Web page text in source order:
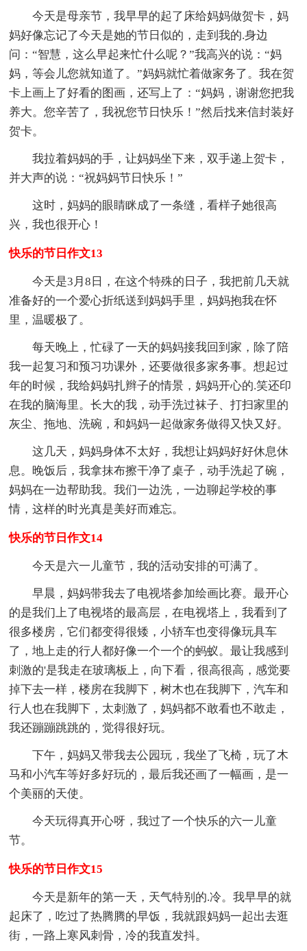
今天是母亲节，我早早的起了床给妈妈做贺卡，妈
妈好像忘记了今天是她的节日似的，走到我的.身边
问：“智慧，这么早起来忙什么呢？”我高兴的说：“妈
妈，等会儿您就知道了。”妈妈就忙着做家务了。我在贺
卡上画上了好看的图画，还写上了：“妈妈，谢谢您把我
养大。您辛苦了，我祝您节日快乐！”然后找来信封装好
贺卡。
我拉着妈妈的手，让妈妈坐下来，双手递上贺卡，
并大声的说：“祝妈妈节日快乐！”
这时，妈妈的眼睛眯成了一条缝，看样子她很高
兴，我也很开心！
快乐的节日作文13
今天是3月8日，在这个特殊的日子，我把前几天就
准备好的一个爱心折纸送到妈妈手里，妈妈抱我在怀
里，温暖极了。
每天晚上，忙碌了一天的妈妈接我回到家，除了陪
我一起复习和预习功课外，还要做很多家务事。想起过
年的时候，我给妈妈扎辫子的情景，妈妈开心的.笑还印
在我的脑海里。长大的我，动手洗过袜子、打扫家里的
灰尘、拖地、洗碗，和妈妈一起做家务做得又快又好。
这几天，妈妈身体不太好，我想让妈妈好好休息休
息。晚饭后，我拿抹布擦干净了桌子，动手洗起了碗，
妈妈在一边帮助我。我们一边洗，一边聊起学校的事
情，这样的时光真是美好而难忘。
快乐的节日作文14
今天是六一儿童节，我的活动安排的可满了。
早晨，妈妈带我去了电视塔参加绘画比赛。最开心
的是我们上了电视塔的最高层，在电视塔上，我看到了
很多楼房，它们都变得很矮，小轿车也变得像玩具车
了，地上走的行人都好像一个一个的蚂蚁。最让我感到
刺激的'是我走在玻璃板上，向下看，很高很高，感觉要
掉下去一样，楼房在我脚下，树木也在我脚下，汽车和
行人也在我脚下，太刺激了，妈妈都不敢看也不敢走，
我还蹦蹦跳跳的，觉得很好玩。
下午，妈妈又带我去公园玩，我坐了飞椅，玩了木
马和小汽车等好多好玩的，最后我还画了一幅画，是一
个美丽的天使。
今天玩得真开心呀，我过了一个快乐的六一儿童
节。
快乐的节日作文15
今天是新年的第一天，天气特别的.冷。我早早的就
起床了，吃过了热腾腾的早饭，我就跟妈妈一起出去逛
街，一路上寒风刺骨，冷的我直发抖。